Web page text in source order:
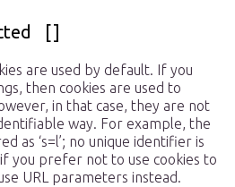
[]
are used by default. If you
then cookies are used to
in that case, they are not
way. For example, the
as ‘s=l’; no unique identifier is
you prefer not to use cookies to
URL parameters instead.